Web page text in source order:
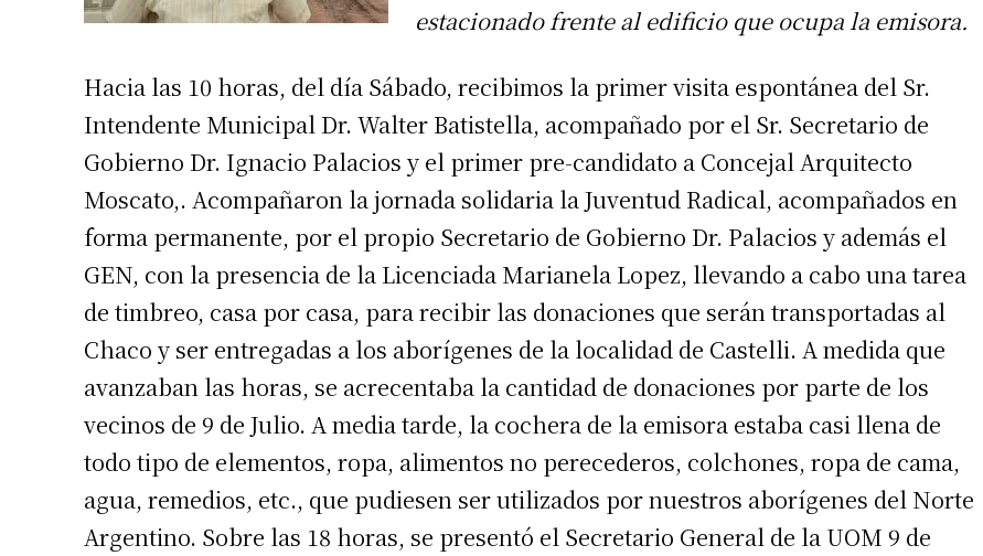
estacionado frente al edificio que ocupa la emisora.
Hacia las 10 horas, del día Sábado, recibimos la primer visita espontánea del Sr.
Intendente Municipal Dr. Walter Batistella, acompañado por el Sr. Secretario de
Gobierno Dr. Ignacio Palacios y el primer pre-candidato a Concejal Arquitecto
Moscato,. Acompañaron la jornada solidaria la Juventud Radical, acompañados en
forma permanente, por el propio Secretario de Gobierno Dr. Palacios y además el
GEN, con la presencia de la Licenciada Marianela Lopez, llevando a cabo una tarea
de timbreo, casa por casa, para recibir las donaciones que serán transportadas al
Chaco y ser entregadas a los aborígenes de la localidad de Castelli. A medida que
avanzaban las horas, se acrecentaba la cantidad de donaciones por parte de los
vecinos de 9 de Julio. A media tarde, la cochera de la emisora estaba casi llena de
todo tipo de elementos, ropa, alimentos no perecederos, colchones, ropa de cama,
agua, remedios, etc., que pudiesen ser utilizados por nuestros aborígenes del Norte
Argentino. Sobre las 18 horas, se presentó el Secretario General de la UOM 9 de